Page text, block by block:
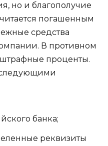
но и благополучие
погашенным
средства
В противном
проценты.
банка;
реквизиты